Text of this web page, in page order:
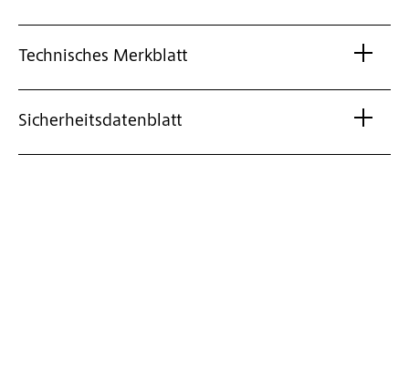
Technisches Merkblatt
Sicherheitsdatenblatt